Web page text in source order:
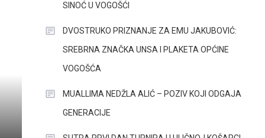
SINOĆ U VOGOŠĆI
DVOSTRUKO PRIZNANJE ZA EMU JAKUBOVIĆ:
SREBRNA ZNAČKA UNSA I PLAKETA OPĆINE
VOGOŠĆA
MUALLIMA NEDŽLA ALIĆ – POZIV KOJI ODGAJA
GENERACIJE